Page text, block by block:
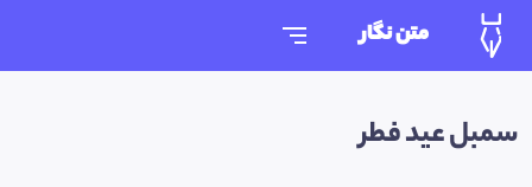
متن نگار
سمبل عید فطر